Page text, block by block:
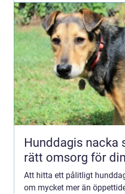
Hunddagis nacka så väljer du
rätt omsorg för
Att hitta ett pålitligt
om mycket mer än